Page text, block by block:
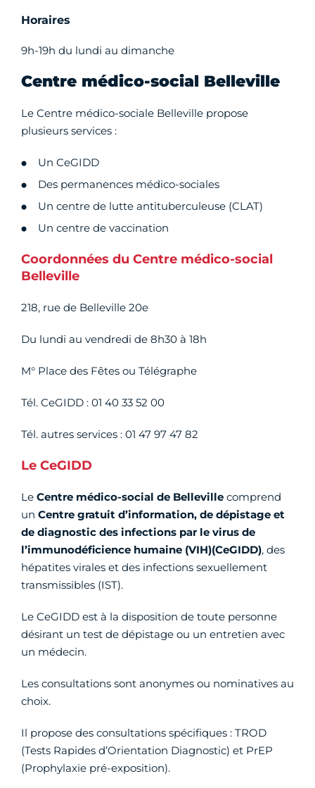
Horaires
9h-19h du lundi au dimanche
Centre médico-social Belleville
Le Centre médico-sociale Belleville propose
plusieurs services :
Un CeGIDD
Des permanences médico-sociales
Un centre de lutte antituberculeuse (CLAT)
Un centre de vaccination
Coordonnées du Centre médico-social
Belleville
218, rue de Belleville 20e
Du lundi au vendredi de 8h30 à 18h
M° Place des Fêtes ou Télégraphe
Tél. CeGIDD : 01 40 33 52 00
Tél. autres services : 01 47 97 47 82
Le CeGIDD
Le Centre médico-social de Belleville comprend
un Centre gratuit d’information, de dépistage et
de diagnostic des infections par le virus de
l’immunodéficience humaine (VIH)(CeGIDD), des
hépatites virales et des infections sexuellement
transmissibles (IST).
Le CeGIDD est à la disposition de toute personne
désirant un test de dépistage ou un entretien avec
un médecin.
Les consultations sont anonymes ou nominatives au
choix.
Il propose des consultations spécifiques : TROD
(Tests Rapides d’Orientation Diagnostic) et PrEP
(Prophylaxie pré-exposition).